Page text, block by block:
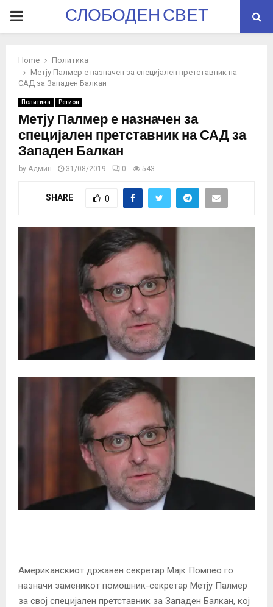
PRIMARYСЛОБОДЕН СВЕТ
Home
Политика
Метју Палмер е назначен за специјален претставник на
САД за Западен Балкан
Политика Регион
Метју Палмер е назначен за
специјален претставник на САД за
Западен Балкан
by Админ 31/08/2019 0 543
SHARE 0
Американскиот државен секретар Мајк Помпео го
назначи заменикот помошник-секретар Метју Палмер
за свој специјален претставник за Западен Балкан, кој